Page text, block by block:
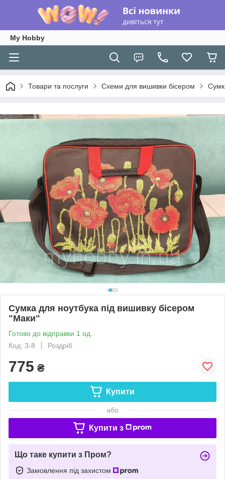
My Hobby
Товари та послуги Схеми для вишивки бісером
Сумка для ноутбука під вишивку бісером
"Маки"
Готово до відправки 1 од.
Код: 3-8
Роздріб
775 ₴
Купити
або
Купити з
Що таке купити з Пром?
Замовлення під захистом